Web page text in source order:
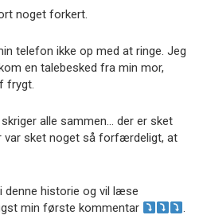
noget forkert.
telefon ikke op med at ringe. Jeg
en talebesked fra min mor,
frygt.
alle sammen… der er sket
var sket noget så forfærdeligt, at
denne historie og vil læse
min første kommentar
.